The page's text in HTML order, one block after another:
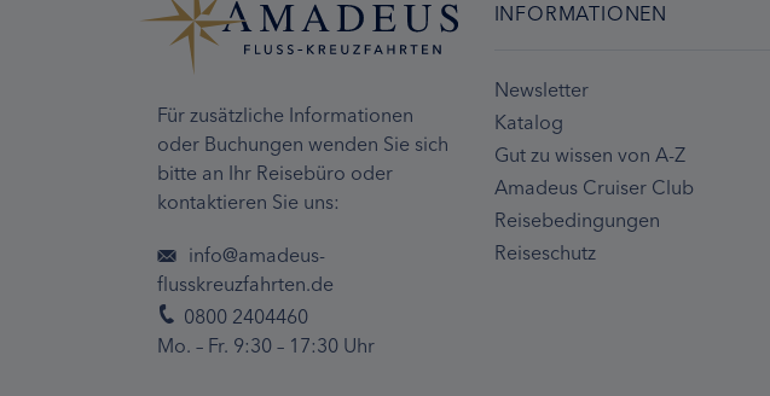
Für zusätzliche Informationen
oder Buchungen wenden Sie sich
bitte an Ihr Reisebüro oder
kontaktieren Sie uns:
info@amadeus-
flusskreuzfahrten.de
0800 2404460
Mo. – Fr. 9:30 – 17:30 Uhr
INFORMATIONEN
Newsletter
Katalog
Gut zu wissen von A-Z
Amadeus Cruiser Club
Reisebedingungen
Reiseschutz